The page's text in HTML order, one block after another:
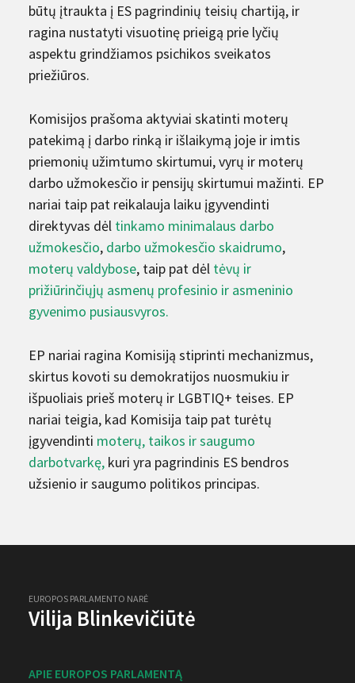
būtų įtraukta į ES pagrindinių teisių chartiją, ir
ragina nustatyti visuotinę prieigą prie lyčių
aspektu grindžiamos psichikos sveikatos
priežiūros.
Komisijos prašoma aktyviai skatinti moterų
patekimą į darbo rinką ir išlaikymą joje ir imtis
priemonių užimtumo skirtumui, vyrų ir moterų
darbo užmokesčio ir pensijų skirtumui mažinti. EP
nariai taip pat reikalauja laiku įgyvendinti
direktyvas dėl tinkamo minimalaus darbo
užmokesčio, darbo užmokesčio skaidrumo,
moterų valdybose, taip pat dėl tėvų ir
prižiūrinčiųjų asmenų profesinio ir asmeninio
gyvenimo pusiausvyros.
EP nariai ragina Komisiją stiprinti mechanizmus,
skirtus kovoti su demokratijos nuosmukiu ir
išpuoliais prieš moterų ir LGBTIQ+ teises. EP
nariai teigia, kad Komisija taip pat turėtų
įgyvendinti moterų, taikos ir saugumo
darbotvarkę, kuri yra pagrindinis ES bendros
užsienio ir saugumo politikos principas.
EUROPOS PARLAMENTO NARĖ
Vilija Blinkevičiūtė
APIE EUROPOS PARLAMENTĄ